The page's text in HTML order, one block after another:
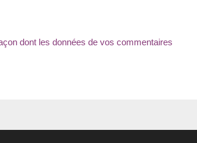
dont les données de vos commentaires